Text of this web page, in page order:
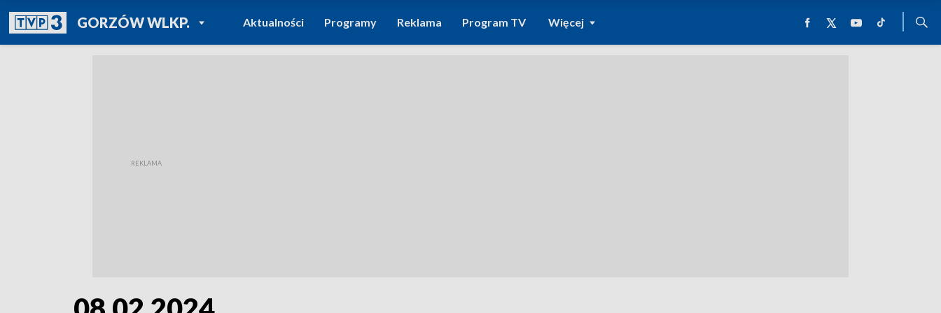
GORZÓW WLKP.POWRÓT DO
TVP REGIONY
Aktualności Programy Reklama Program TV Więcej